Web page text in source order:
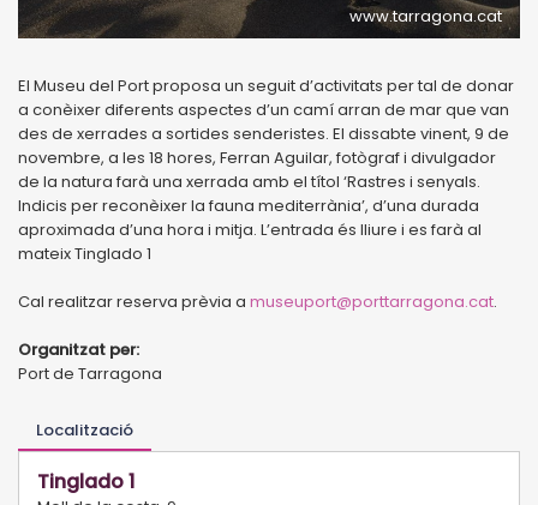
www.tarragona.cat
El Museu del Port proposa un seguit d’activitats per tal de donar
a conèixer diferents aspectes d’un camí arran de mar que van
des de xerrades a sortides senderistes. El dissabte vinent, 9 de
novembre, a les 18 hores, Ferran Aguilar, fotògraf i divulgador
de la natura farà una xerrada amb el títol ‘Rastres i senyals.
Indicis per reconèixer la fauna mediterrània’, d’una durada
aproximada d’una hora i mitja. L’entrada és lliure i es farà al
mateix Tinglado 1
Cal realitzar reserva prèvia a museuport@porttarragona.cat.
Organitzat per:
Port de Tarragona
Localització
Tinglado 1